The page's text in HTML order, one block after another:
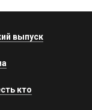
выпуск
кто